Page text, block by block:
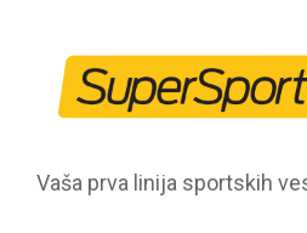
Vaša prva linija sportskih